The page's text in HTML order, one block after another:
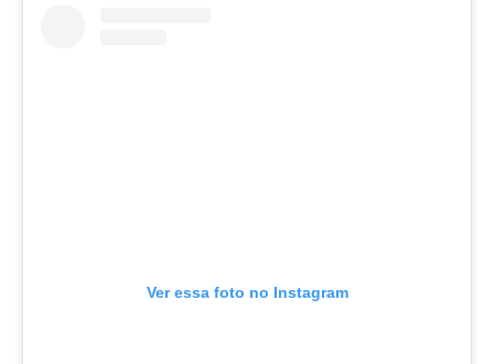
Ver essa foto no Instagram